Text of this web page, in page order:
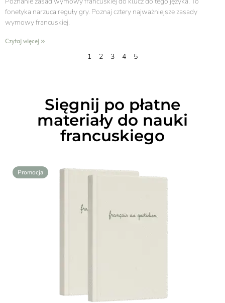
fonetyka narzuca reguły gry. Poznaj cztery najważniejsze zasady
wymowy francuskiej.
Czytaj więcej »
1 2 3 4 5
Sięgnij po płatne
materiały do nauki
francuskiego
Promocja